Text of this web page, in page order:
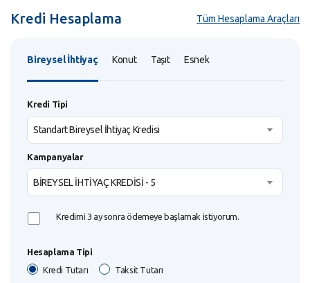
Kredi Hesaplama Tüm Hesaplama Araçları
Bireysel İhtiyaç Konut Taşıt Esnek
Kredi Tipi
Standart Bireysel İhtiyaç Kredisi
Kampanyalar
BİREYSEL İHTİYAÇ KREDİSİ - 5
Kredimi 3 ay sonra ödemeye başlamak istiyorum.
Hesaplama Tipi
Kredi Tutarı
Taksit Tutarı